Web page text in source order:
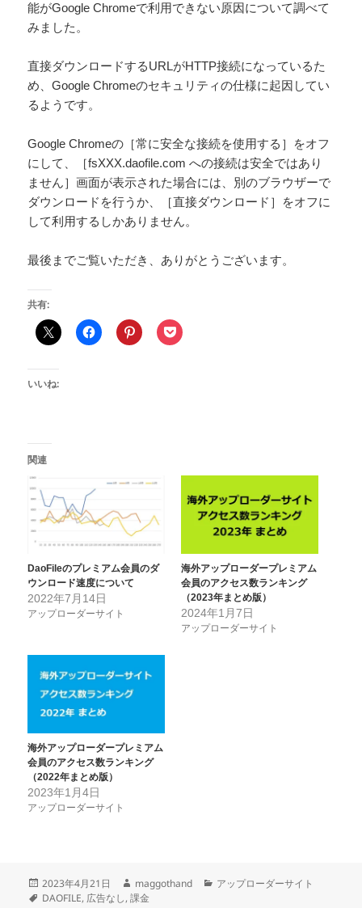
能がGoogle Chromeで利用できない原因について調べて
みました。
直接ダウンロードするURLがHTTP接続になっているた
め、Google Chromeのセキュリティの仕様に起因してい
るようです。
Google Chromeの［常に安全な接続を使用する］をオフ
にして、［fsXXX.daofile.com への接続は安全ではあり
ません］画面が表示された場合には、別のブラウザーで
ダウンロードを行うか、［直接ダウンロード］をオフに
して利用するしかありません。
最後までご覧いただき、ありがとうございます。
共有:
いいね:
関連
DaoFileのプレミアム会員のダ
ウンロード速度について
2022年7月14日
アップローダーサイト
海外アップローダープレミアム
会員のアクセス数ランキング
（2023年まとめ版）
2024年1月7日
アップローダーサイト
海外アップローダープレミアム
会員のアクセス数ランキング
（2022年まとめ版）
2023年1月4日
アップローダーサイト
投
稿
2023年4月21日
作
成
maggothand
カ
アップローダーサイト
タ
DAOFILE, 広告なし,課金